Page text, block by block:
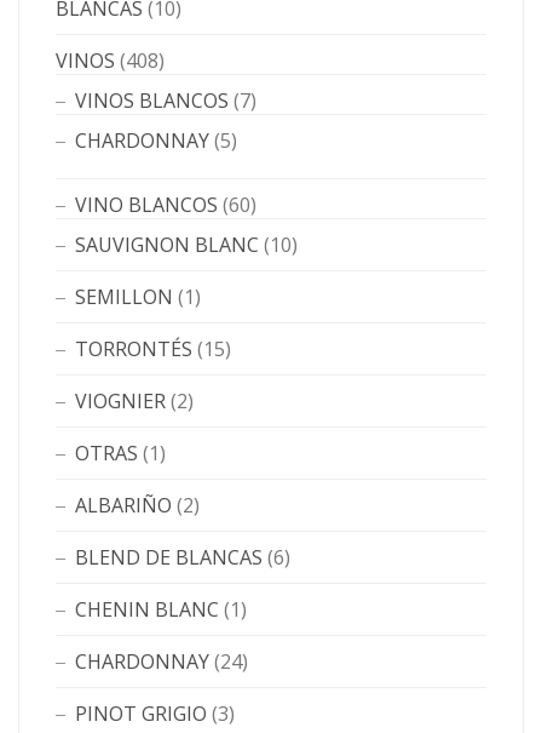
BLANCAS (10)
VINOS (408)
VINOS BLANCOS (7)
CHARDONNAY(5)
VINO BLANCOS (60)
SAUVIGNON BLANC (10)
SEMILLON (1)
TORRONTÉS (15)
VIOGNIER(2)
OTRAS (1)
ALBARIÑO (2)
BLEND DE BLANCAS (6)
CHENIN BLANC (1)
CHARDONNAY(24)
PINOT GRIGIO (3)